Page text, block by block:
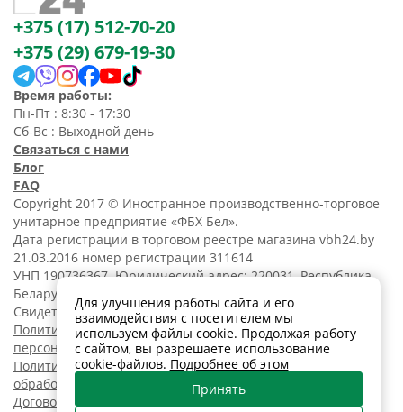
+375 (17) 512-70-20
+375 (29) 679-19-30
Время работы:
Пн-Пт : 8:30 - 17:30
Сб-Вс : Выходной день
Связаться с нами
Блог
FAQ
Copyright 2017 © Иностранное производственно-торговое
унитарное предприятие «ФБХ Бел».
Дата регистрации в торговом реестре магазина vbh24.by
21.03.2016 номер регистрации 311614
УНП 190736367. Юридический адрес: 220031, Республика
Беларусь, г. Минск, ул. Танковая, 15-1, 5 этаж;
Свидетельство о регистрации N190736367 от 11.02.2014.
Политика обработки
персональных данных
Политика в отношении
обработки cookies
Договор розничной
Для улучшения работы сайта и его
взаимодействия с посетителем мы
используем файлы cookie. Продолжая работу
с сайтом, вы разрешаете использование
cookie-файлов. Подробнее об этом
Принять